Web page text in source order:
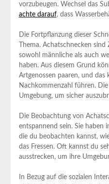
⁣vorzubeugen. Wechsel das
achte darauf, dass
Die Fortpflanzung dieser
Thema. Achatschnecken
sowohl männliche als auch
haben. Aus diesem Grund
Artgenossen paaren, und das
Nachkommenzahl führen.
Umgebung, um sicher
Die Beobachtung ⁤von
entspannend⁢ sein. ⁢Sie haben
die du beobachten kannst,
das Fressen. Oft kannst du‍
ausstrecken, um ihre
In Bezug auf die sozialen